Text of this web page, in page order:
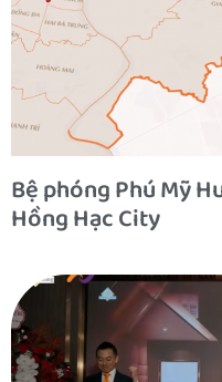
Bệ phóng Phú Mỹ
Hồng Hạc City